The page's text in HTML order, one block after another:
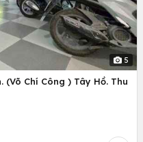
5
(Võ Chí Công ) Tây Hồ. Thu